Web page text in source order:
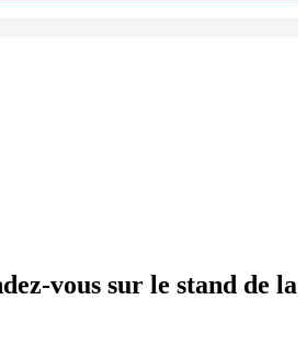
vous sur le stand de la